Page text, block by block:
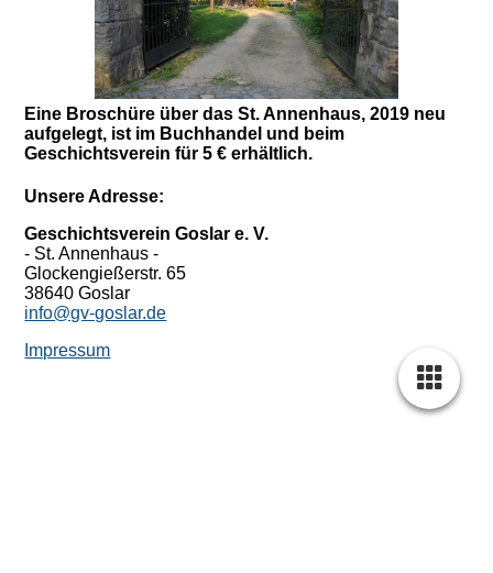
Eine Broschüre über das St. Annenhaus, 2019 neu
aufgelegt, ist im Buchhandel und beim
Geschichtsverein für 5 € erhältlich.
Unsere Adresse:
Geschichtsverein Goslar e. V.
- St. Annenhaus -
Glockengießerstr. 65
38640 Goslar
info@gv-goslar.de
Impressum